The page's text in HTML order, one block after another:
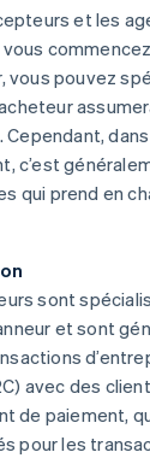
et les
vous pouvez
c’est
qui prend en
sont
et sont
avec des
de paiement,
pour les